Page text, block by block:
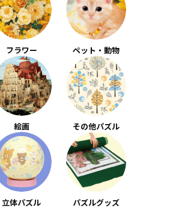
フラワー ペット・動物
絵画 その他パズル
立体パズル パズルグッズ